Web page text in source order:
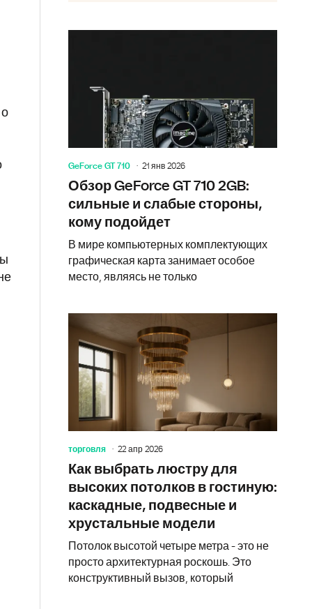
GeForce GT 710 21 янв 2026
Обзор GeForce GT 710 2GB:
сильные и слабые стороны,
кому подойдет
В мире компьютерных комплектующих
графическая карта занимает особое
место, являясь не только
торговля 22 апр 2026
Как выбрать люстру для
высоких потолков в гостиную:
каскадные, подвесные и
хрустальные модели
Потолок высотой четыре метра - это не
просто архитектурная роскошь. Это
конструктивный вызов, который